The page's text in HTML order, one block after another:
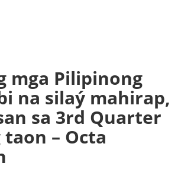
mga Pilipinong
na silaý mahirap,
sa 3rd Quarter
– Octa